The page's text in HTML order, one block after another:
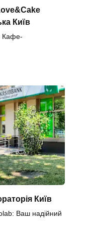
Київ
Кафе-
Київ
Ваш надійний